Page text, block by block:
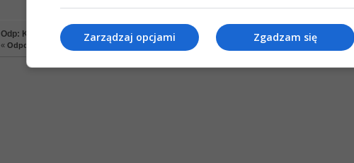
Odp: Koła w212 AMG
« Odpowiedź #4 dnia: 07 Maja 2026, 12:50 50s »
Zgadzam się
Zarządzaj opcjami